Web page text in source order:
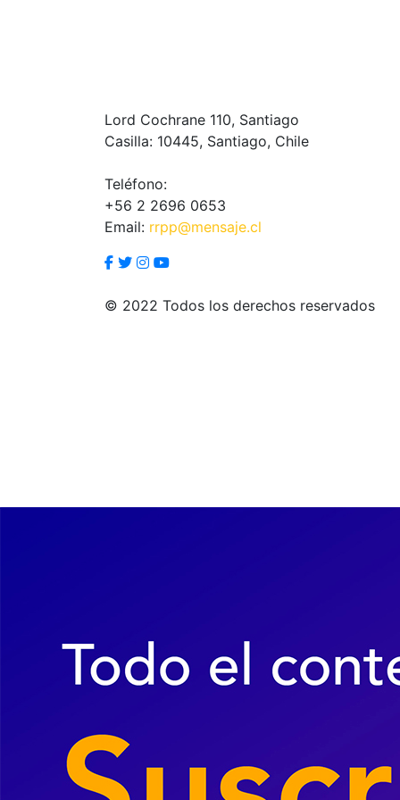
Lord Cochrane 110, Santiago
Casilla: 10445, Santiago, Chile
Teléfono:
+56 2 2696 0653
Email: rrpp@mensaje.cl
© 2022 Todos los derechos reservados